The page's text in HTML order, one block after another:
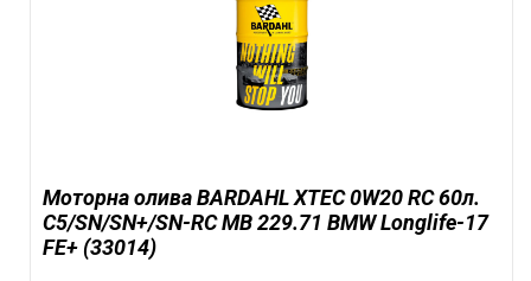
Моторна олива BARDAHL XTEC 0W20 RC 60л.
C5/SN/SN+/SN-RC MB 229.71 BMW Longlife-17
FE+ (33014)